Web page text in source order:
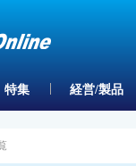
特集 経営/製品